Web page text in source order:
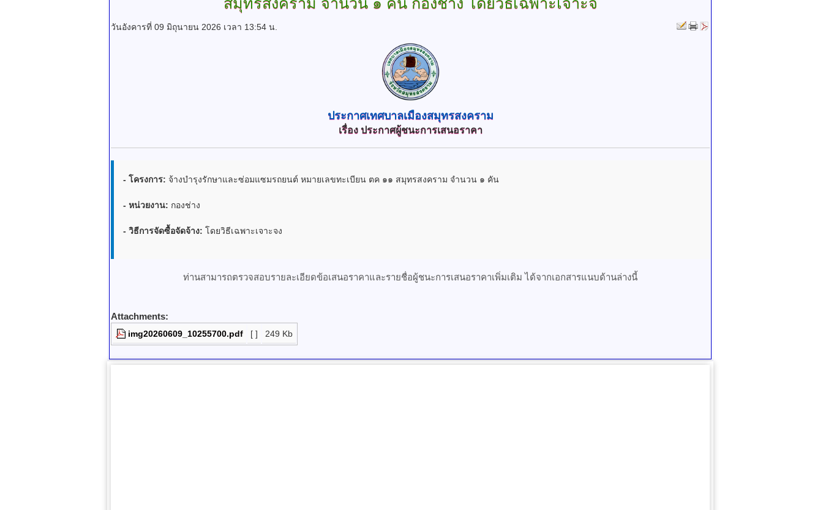
วันอังคารที่ 09 มิถุนายน 2026 เวลา 13:54 น.
ประกาศเทศบาลเมืองสมุทรสงคราม
เรื่องประกาศผู้ชนะการเสนอราคา
- โครงการ: จ้างบำรุงรักษาและซ่อมแซมรถยนต์ หมายเลขทะเบียน ตค ๑๑ สมุทรสงคราม จำนวน ๑ คัน
- หน่วยงาน: กองช่าง
- วิธีการจัดซื้อจัดจ้าง: โดยวิธีเฉพาะเจาะจง
ท่านสามารถตรวจสอบรายละเอียดข้อเสนอราคาและรายชื่อผู้ชนะการเสนอราคาเพิ่มเติม ได้จากเอกสารแนบด้านล่างนี้
Attachments:
img20260609_10255700.pdf [ ] 249 Kb